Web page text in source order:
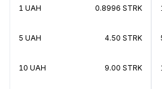
1 UAH 0.8996 STRK
5 UAH 4.50 STRK
10 UAH 9.00 STRK